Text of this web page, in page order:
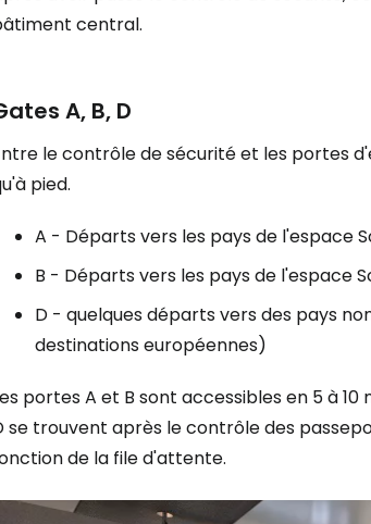
central.
A, B, D
le contrôle de sécurité et les portes
pied.
A - Départs vers les pays de l'espace
B - Départs vers les pays de l'espace
D - quelques départs vers des pays
destinations européennes)
portes A et B sont accessibles en 5 à
se trouvent après le contrôle des
de la file d'attente.